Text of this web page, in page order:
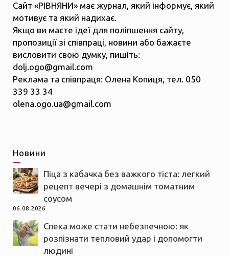
Сайт «РІВНЯНИ» має журнал, який інформує, який
мотивує та який надихає.
Якщо ви маєте ідеї для поліпшення сайту,
пропозиції зі співпраці, новини або бажаєте
висловити свою думку, пишіть:
dolj.ogo@gmail.com
Реклама та співпраця: Олена Копиця, тел. 050
339 33 34
olena.ogo.ua@gmail.com
Новини
Піца з кабачка без важкого тіста: легкий
рецепт вечері з домашнім томатним
соусом
06.08.2026
Спека може стати небезпечною: як
розпізнати тепловий удар і допомогти
людині